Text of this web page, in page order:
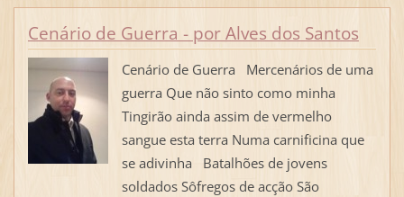
Cenário de Guerra - por Alves dos Santos
Cenário de Guerra Mercenários de uma
guerra Que não sinto como minha
Tingirão ainda assim de vermelho
sangue esta terra Numa carnificina que
se adivinha Batalhões de jovens
soldados Sôfregos de acção São